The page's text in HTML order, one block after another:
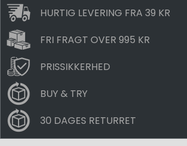
HURTIG LEVERING FRA 39 KR
FRI FRAGT OVER 995 KR
PRISSIKKERHED
BUY & TRY
30 DAGES RETURRET